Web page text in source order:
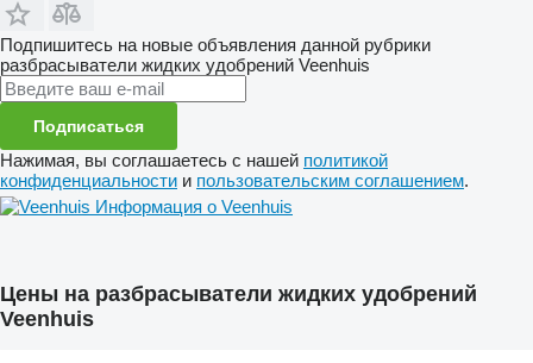
Подпишитесь на новые объявления данной рубрики
разбрасыватели жидких удобрений Veenhuis
Подписаться
Нажимая, вы соглашаетесь с нашей политикой
конфиденциальности и пользовательским соглашением.
Информация о Veenhuis
Цены на разбрасыватели жидких удобрений
Veenhuis